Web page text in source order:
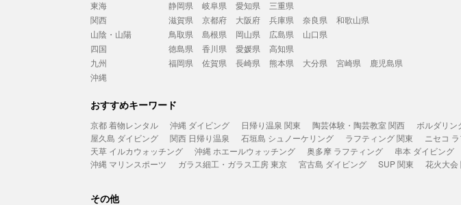
東海
静岡県 岐阜県 愛知県
三重県
関西
滋賀県 京都府 大阪府 兵庫県 奈良県
和歌山県
山陰・山陽
鳥取県 島根県 岡山県 広島県
山口県
四国
徳島県 香川県 愛媛県
高知県
九州
福岡県 佐賀県 長崎県 熊本県 大分県 宮崎県
鹿児島県
沖縄
おすすめキーワード
京都 着物レンタル 沖縄 ダイビング 日帰り温泉 関東 陶芸体験・陶芸教室 関西 ボルダリン
屋久島 ダイビング
関西 日帰り温泉 石垣島 シュノーケリング ラフティング 関東 ニセコ
天草 イルカウォッチング
沖縄 ホエールウォッチング 奥多摩 ラフティング 串本 ダイビング
沖縄 マリンスポーツ
ガラス細工・ガラス工房 東京 宮古島 ダイビング SUP 関東 花火大会
その他